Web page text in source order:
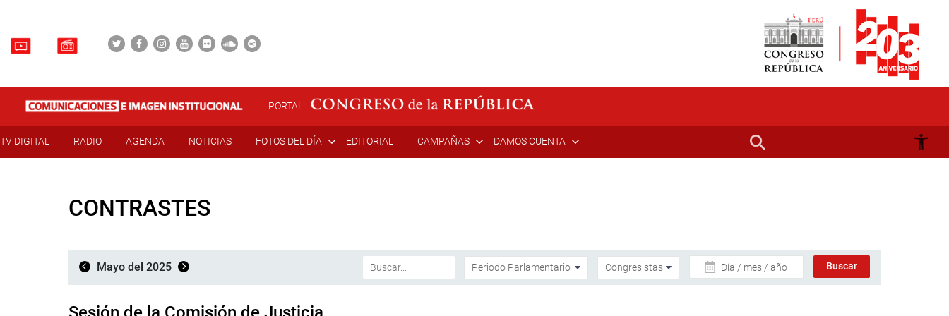
PORTAL
TV DIGITAL RADIO AGENDA NOTICIAS FOTOS DEL DÍA EDITORIAL CAMPAÑAS DAMOS CUENTA
CONTRASTES
Mayo del 2025 Día / mes / año